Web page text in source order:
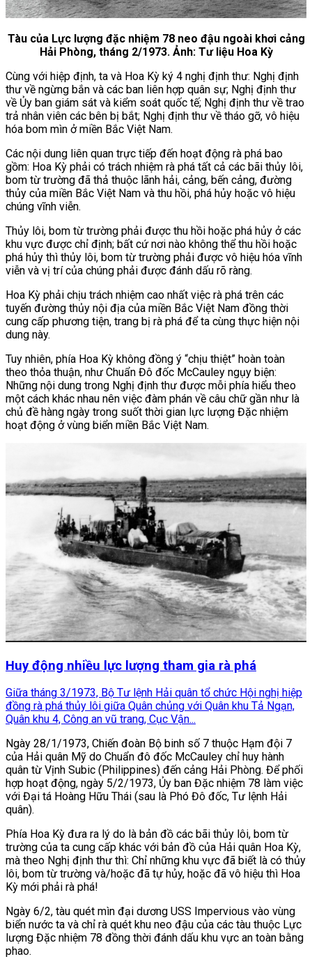
Tàu của Lực lượng đặc nhiệm 78 neo đậu ngoài khơi cảng
Hải Phòng, tháng 2/1973. Ảnh: Tư liệu Hoa Kỳ
Cùng với hiệp định, ta và Hoa Kỳ ký 4 nghị định thư: Nghị định
thư về ngừng bắn và các ban liên hợp quân sự; Nghị định thư
về Ủy ban giám sát và kiểm soát quốc tế; Nghị định thư về trao
trả nhân viên các bên bị bắt; Nghị định thư về tháo gỡ, vô hiệu
hóa bom mìn ở miền Bắc Việt Nam.
Các nội dung liên quan trực tiếp đến hoạt động rà phá bao
gồm: Hoa Kỳ phải có trách nhiệm rà phá tất cả các bãi thủy lôi,
bom từ trường đã thả thuộc lãnh hải, cảng, bến cảng, đường
thủy của miền Bắc Việt Nam và thu hồi, phá hủy hoặc vô hiệu
chúng vĩnh viễn.
Thủy lôi, bom từ trường phải được thu hồi hoặc phá hủy ở các
khu vực được chỉ định; bất cứ nơi nào không thể thu hồi hoặc
phá hủy thì thủy lôi, bom từ trường phải được vô hiệu hóa vĩnh
viễn và vị trí của chúng phải được đánh dấu rõ ràng.
Hoa Kỳ phải chịu trách nhiệm cao nhất việc rà phá trên các
tuyến đường thủy nội địa của miền Bắc Việt Nam đồng thời
cung cấp phương tiện, trang bị rà phá để ta cùng thực hiện nội
dung này.
Tuy nhiên, phía Hoa Kỳ không đồng ý “chịu thiệt” hoàn toàn
theo thỏa thuận, như Chuẩn Đô đốc McCauley ngụy biện:
Những nội dung trong Nghị định thư được mỗi phía hiểu theo
một cách khác nhau nên việc đàm phán về câu chữ gần như là
chủ đề hàng ngày trong suốt thời gian lực lượng Đặc nhiệm
hoạt động ở vùng biển miền Bắc Việt Nam.
Huy động nhiều lực lượng tham gia rà phá
Giữa tháng 3/1973, Bộ Tư lệnh Hải quân tổ chức Hội nghị hiệp
đồng rà phá thủy lôi giữa Quân chủng với Quân khu Tả Ngạn,
Quân khu 4, Công an vũ trang, Cục Vận...
Ngày 28/1/1973, Chiến đoàn Bộ binh số 7 thuộc Hạm đội 7
của Hải quân Mỹ do Chuẩn đô đốc McCauley chỉ huy hành
quân từ Vịnh Subic (Philippines) đến cảng Hải Phòng. Để phối
hợp hoạt động, ngày 5/2/1973, Ủy ban Đặc nhiệm 78 làm việc
với Đại tá Hoàng Hữu Thái (sau là Phó Đô đốc, Tư lệnh Hải
quân).
Phía Hoa Kỳ đưa ra lý do là bản đồ các bãi thủy lôi, bom từ
trường của ta cung cấp khác với bản đồ của Hải quân Hoa Kỳ,
mà theo Nghị định thư thì: Chỉ những khu vực đã biết là có thủy
lôi, bom từ trường và/hoặc đã tự hủy, hoặc đã vô hiệu thì Hoa
Kỳ mới phải rà phá!
Ngày 6/2, tàu quét mìn đại dương USS Impervious vào vùng
biển nước ta và chỉ rà quét khu neo đậu của các tàu thuộc Lực
lượng Đặc nhiệm 78 đồng thời đánh dấu khu vực an toàn bằng
phao.